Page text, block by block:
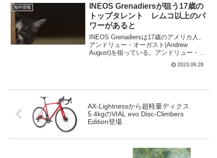
部となることを目指しており、昨年から
プ...
海外情報
INEOS Grenadiersが狙う17歳の
トップタレント レムコ以上のパ
ワーがあると
INEOS Grenadiersは17歳のアメリカ人、
アンドリュー・オーガスト(Andrew
August)を狙っている。アンドリュー・オ
ーガストはHagens Berman Axeonの誘い
を断り、INEOS Grenadiersに入ると...
2023.09.28
AX-Lightnessから超軽量ディクス
5.4kgのVIAL evo Disc-Climbers
Edition登場